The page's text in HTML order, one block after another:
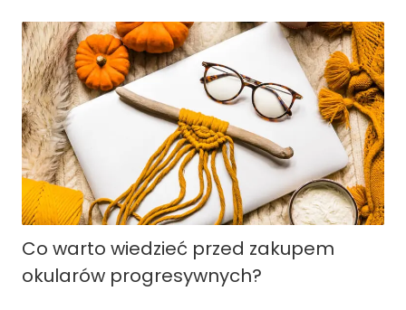
Co warto wiedzieć przed zakupem
okularów progresywnych?